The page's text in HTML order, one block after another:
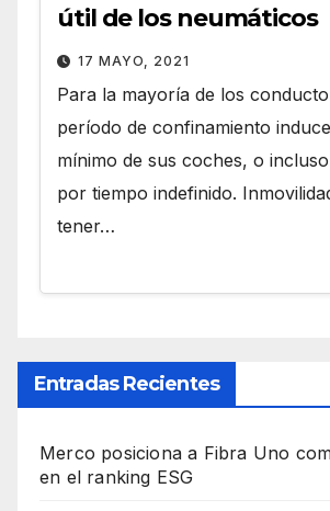
útil de los neumáticos
17 MAYO, 2021
Para la mayoría de los
período de confinamiento
mínimo de sus coches, o
por tiempo indefinido.
tener…
Entradas Recientes
Merco posiciona a Fibra Uno
en el ranking ESG